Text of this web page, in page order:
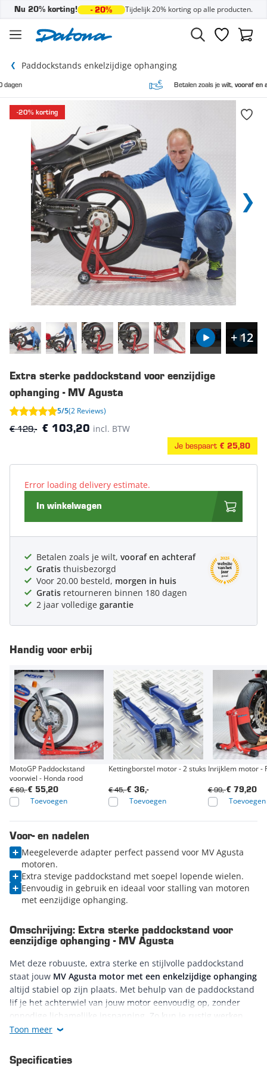
Nu 20% korting! - 20% Tijdelijk 20% korting op alle producten.
Verlanglijst
Paddockstands enkelzijdige ophanging
Betalen zoals je wilt, vooraf en achteraf
-20% korting
+ 12
Extra sterke paddockstand voor eenzijdige
ophanging - MV Agusta
5/5(2 Reviews)
€ 129,- € 103,20 incl. BTW
Je bespaart € 25,80
Error loading delivery estimate.
In winkelwagen
Betalen zoals je wilt, vooraf en achteraf
Gratis thuisbezorgd
Voor 20.00 besteld, morgen in huis
Gratis retourneren binnen 180 dagen
2 jaar volledige garantie
Handig voor erbij
MotoGP Paddockstand
voorwiel - Honda rood
€ 55,20
€ 69,-
Toevoegen
Kettingborstel motor - 2 stuks
€ 36,-
€ 45,-
Toevoegen
Inrijklem motor -
€ 79,20
€ 99,-
Toevoegen
Voor- en nadelen
Meegeleverde adapter perfect passend voor MV Agusta
motoren.
Extra stevige paddockstand met soepel lopende wielen.
Eenvoudig in gebruik en ideaal voor stalling van motoren
met eenzijdige ophanging.
Omschrijving: Extra sterke paddockstand voor
eenzijdige ophanging - MV Agusta
Met deze robuuste, extra sterke en stijlvolle paddockstand
staat jouw MV Agusta motor met een enkelzijdige ophanging
altijd stabiel op zijn plaats. Met behulp van de paddockstand
lif je het achterwiel van jouw motor eenvoudig op, zonder
onnodige lichamelijke inspanning. Zo kun je rustig werken
aan het achterwiel of de ketting. Ook voor het stallen van
paddockstand uitermate geschikt. Omdat de motor rechtop
Toon meer
Specificaties